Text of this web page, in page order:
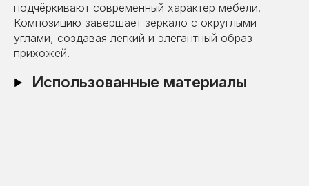
подчёркивают современный характер мебели.
Композицию завершает зеркало с округлыми
углами, создавая лёгкий и элегантный образ
прихожей.
Использованные материалы